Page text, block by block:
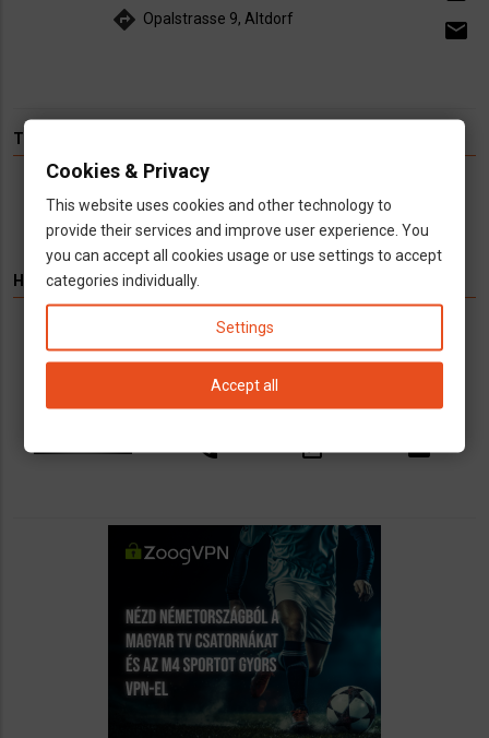
directions Opalstrasse 9, Altdorf
email
TÉMÁK
Hírek Infók Videó Munka
HIRDETÉS
Könyvelés kizárólag cégeknek
Vállalkozások számára kínálunk teljeskörű
könyvelési és adószakügyvédi
call open_in_new email
Cookies & Privacy
This website uses cookies and other technology to
provide their services and improve user experience. You
you can accept all cookies usage or use settings to accept
categories individually.
Settings
Accept all